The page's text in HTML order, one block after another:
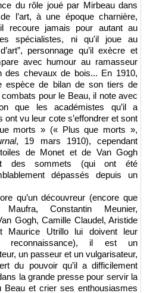
du rôle joué par Mirbeau dans
de l’art, à une époque charnière,
recoure jamais pour autant au
spécialistes, ni qu'il joue au
personnage qu’il exècre et
avec humour au ramasseur
des chevaux de bois... En 1910,
espèce de bilan de son tiers de
pour le Beau, il note avec
que les académistes qu’il a
ont vu leur cote s’effondrer et sont
morts » (« Plus que morts »,
, 19 mars 1910), cependant
de Monet et de Van Gogh
des sommets (qui ont été
dépassés depuis un
qu’un découvreur (encore que
Maufra, Constantin Meunier,
Gogh, Camille Claudel, Aristide
Maurice Utrillo lui doivent leur
reconnaissance), il est un
un passeur et un vulgarisateur,
du pouvoir qu’il a difficilement
la grande presse pour servir la
Beau et crier ses enthousiasmes